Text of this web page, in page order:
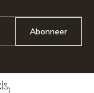
Abonneer